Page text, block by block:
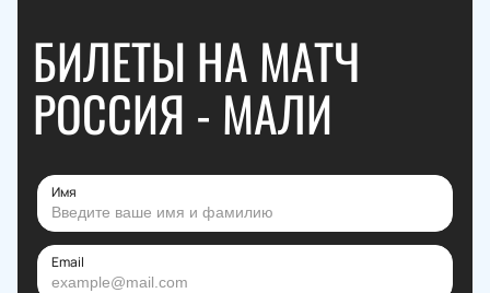
БИЛЕТЫ НА МАТЧ
РОССИЯ - МАЛИ
Имя
Email